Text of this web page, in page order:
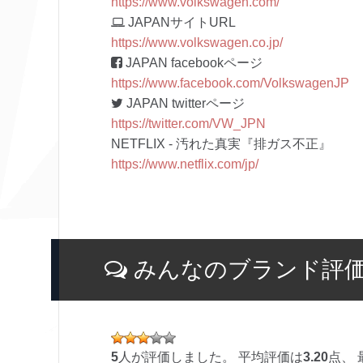
JAPANサイトURL
https://www.volkswagen.co.jp/
JAPAN facebookページ
https://www.facebook.com/VolkswagenJP
JAPAN twitterページ
https://twitter.com/VW_JPN
NETFLIX - 汚れた真実『排ガス不正』
https://www.netflix.com/jp/
みんなのブランド評
5 人が評価しました。 平均評価は3.20点、